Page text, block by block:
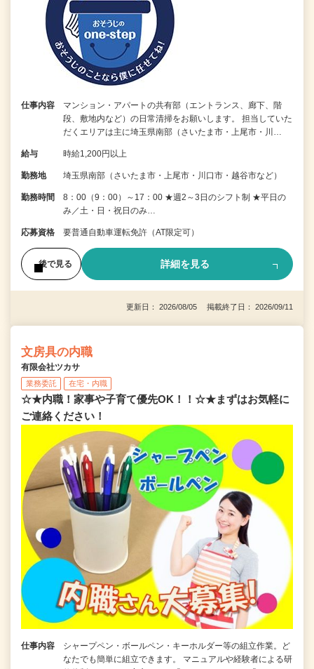
仕事内容
マンション・アパートの共有部（エントランス、廊下、階
段、敷地内など）の日常清掃をお願いします。 担当していた
だくエリアは主に埼玉県南部（さいたま市・上尾市・川…
給与 時給1,200円以上
勤務地 埼玉県南部（さいたま市・上尾市・川口市・越谷市など）
勤務時間
8：00（9：00）～17：00 ★週2～3日のシフト制 ★平日の
み／土・日・祝日のみ…
応募資格 要普通自動車運転免許（AT限定可）
後で見る 詳細を見る
更新日： 2026/08/05 掲載終了日： 2026/09/11
文房具の内職
有限会社ツカサ
業務委託 在宅・内職
☆★内職！家事や子育て優先OK！！☆★まずはお気軽に
ご連絡ください！
仕事内容
シャープペン・ボールペン・キーホルダー等の組立作業。ど
なたでも簡単に組立できます。 マニュアルや経験者による研